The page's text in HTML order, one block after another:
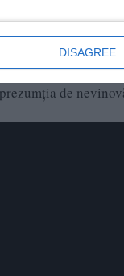
DISAGREE
cercetate
de